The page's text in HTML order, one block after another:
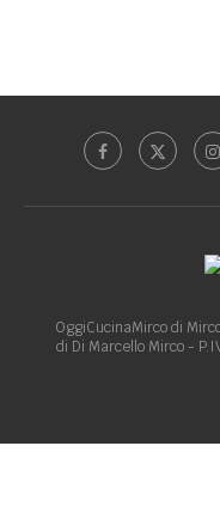
OggiCucinaMirco di
di Di Marcello Mirco -